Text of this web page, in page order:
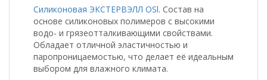
Силиконовая ЭКСТЕРВЭЛЛ OSl. Состав на
основе силиконовых полимеров с высокими
водо- и грязеотталкивающими свойствами.
Обладает отличной эластичностью и
паропроницаемостью, что делает её идеальным
выбором для влажного климата.